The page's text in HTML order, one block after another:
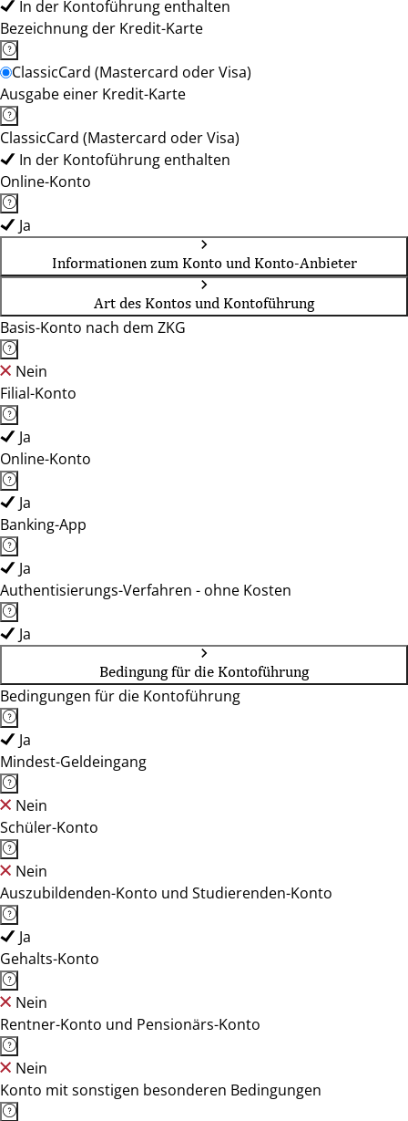
In der Kontoführung enthalten
Bezeichnung der Kredit-Karte
ClassicCard (Mastercard oder Visa)
Ausgabe einer Kredit-Karte
ClassicCard (Mastercard oder Visa)
In der Kontoführung enthalten
Online-Konto
Ja
Informationen zum Konto und Konto-Anbieter
Art des Kontos und Kontoführung
Basis-Konto nach dem ZKG
Nein
Filial-Konto
Ja
Online-Konto
Ja
Banking-App
Ja
Authentisierungs-Verfahren - ohne Kosten
Ja
Bedingung für die Kontoführung
Bedingungen für die Kontoführung
Ja
Mindest-Geldeingang
Nein
Schüler-Konto
Nein
Auszubildenden-Konto und Studierenden-Konto
Ja
Gehalts-Konto
Nein
Rentner-Konto und Pensionärs-Konto
Nein
Konto mit sonstigen besonderen Bedingungen